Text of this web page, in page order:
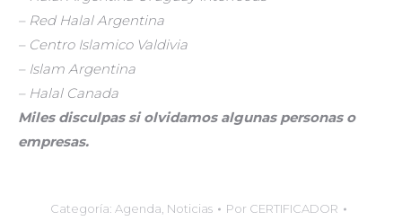
– Red Halal Argentina
– Centro Islamico Valdivia
– Islam Argentina
– Halal Canada
Miles disculpas si olvidamos algunas personas o
empresas.
Categoría: Agenda Noticias Por CERTIFICADOR